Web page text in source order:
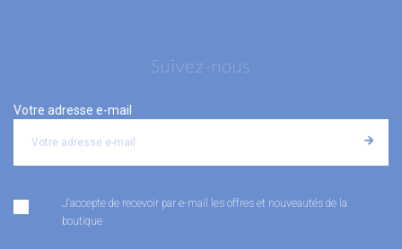
Suivez-nous
Votre adresse e-mail
J'accepte de recevoir par e-mail les offres et nouveautés de la
boutique